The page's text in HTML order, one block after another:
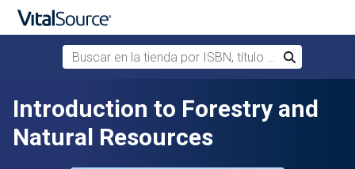
Saltar al contenido principal
Buscar en la tienda por ISBN, título o autor
Buscar
Introduction to Forestry and
Natural Resources